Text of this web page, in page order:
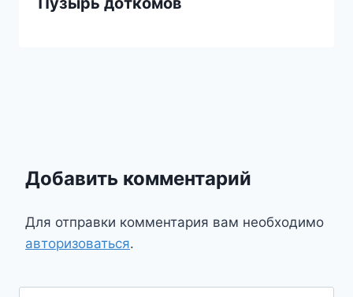
Добавить комментарий
Для отправки комментария вам необходимо
авторизоваться.